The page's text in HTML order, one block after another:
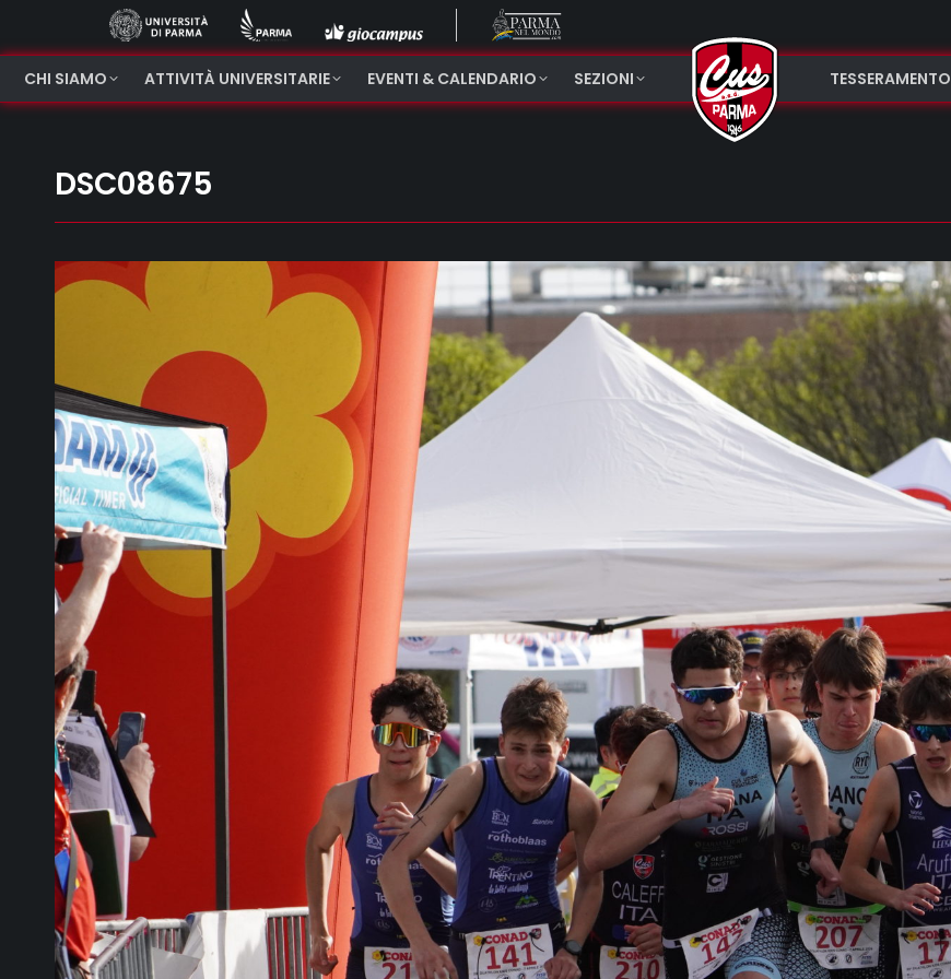
CHI SIAMO ATTIVITÀ UNIVERSITARIE EVENTI & CALENDARIO SEZIONI TESSERAMENTO
DSC08675